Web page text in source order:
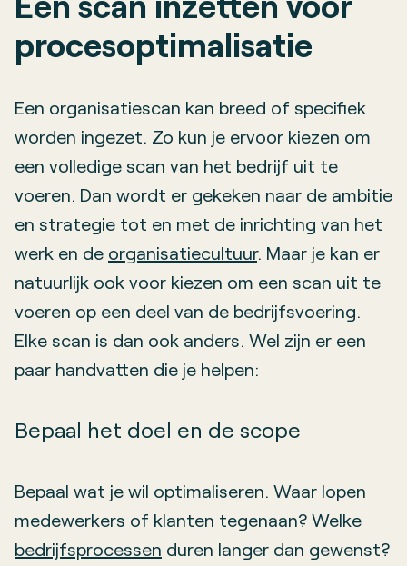
procesoptimalisatie
Een organisatiescan kan breed of specifiek
worden ingezet. Zo kun je ervoor kiezen om
een volledige scan van het bedrijf uit te
voeren. Dan wordt er gekeken naar de ambitie
en strategie tot en met de inrichting van het
werk en de organisatiecultuur. Maar je kan er
natuurlijk ook voor kiezen om een scan uit te
voeren op een deel van de bedrijfsvoering.
Elke scan is dan ook anders. Wel zijn er een
paar handvatten die je helpen:
Bepaal het doel en de scope
Bepaal wat je wil optimaliseren. Waar lopen
medewerkers of klanten tegenaan? Welke
bedrijfsprocessen duren langer dan gewenst?